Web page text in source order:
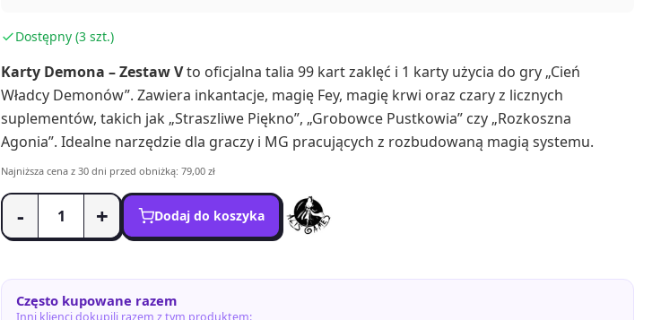
Dostępny (3 szt.)
Karty Demona – Zestaw Vto oficjalna talia 99 kart zaklęć i 1 karty użycia do gry „Cień
Władcy Demonów”. Zawiera inkantacje, magię Fey, magię krwi oraz czary z licznych
suplementów, takich jak „Straszliwe Piękno”, „Grobowce Pustkowia” czy „Rozkoszna
Agonia”. Idealne narzędzie dla graczy i MG pracujących z rozbudowaną magią systemu.
Najniższa cena z 30 dni przed obniżką: 79,00 zł
- + Dodaj do koszyka
Często kupowane razem